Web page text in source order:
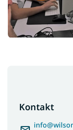
Kontakt
info@